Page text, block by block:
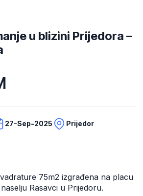
u blizini Prijedora –
27-Sep-2025 Prijedor
75m2 izgrađena na placu
Rasavci u Prijedoru.